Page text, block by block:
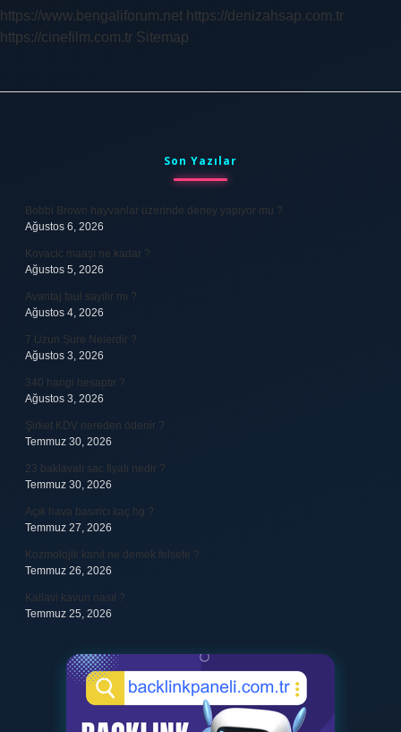
https://www.bengaliforum.net https://denizahsap.com.tr
https://cinefilm.com.tr Sitemap
Son Yazılar
Bobbi Brown hayvanlar üzerinde deney yapıyor mu ?
Ağustos 6, 2026
Kovacic maaşı ne kadar ?
Ağustos 5, 2026
Avantaj faul sayılır mı ?
Ağustos 4, 2026
7 Uzun Sure Nelerdir ?
Ağustos 3, 2026
340 hangi hesaptır ?
Ağustos 3, 2026
Şirket KDV nereden ödenir ?
Temmuz 30, 2026
23 baklavalı sac fiyatı nedir ?
Temmuz 30, 2026
Açık hava basıncı kaç hg ?
Temmuz 27, 2026
Kozmolojik kanıt ne demek felsefe ?
Temmuz 26, 2026
Kallavi kavun nasıl ?
Temmuz 25, 2026